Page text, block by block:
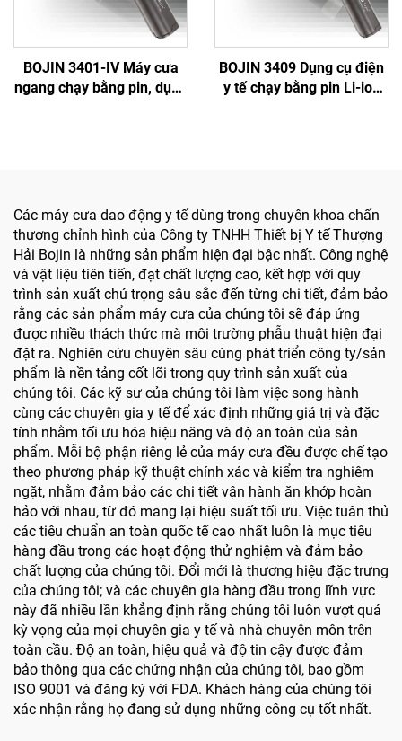
BOJIN 3401-IV Máy cưa
ngang chạy bằng pin, dụng
BOJIN 3409 Dụng cụ điện
y tế chạy bằng pin Li-ion
Các máy cưa dao động y tế dùng trong chuyên khoa chấn
thương chỉnh hình của Công ty TNHH Thiết bị Y tế Thượng
Hải Bojin là những sản phẩm hiện đại bậc nhất. Công nghệ
và vật liệu tiên tiến, đạt chất lượng cao, kết hợp với quy
trình sản xuất chú trọng sâu sắc đến từng chi tiết, đảm bảo
rằng các sản phẩm máy cưa của chúng tôi sẽ đáp ứng
được nhiều thách thức mà môi trường phẫu thuật hiện đại
đặt ra. Nghiên cứu chuyên sâu cùng phát triển công ty/sản
phẩm là nền tảng cốt lõi trong quy trình sản xuất của
chúng tôi. Các kỹ sư của chúng tôi làm việc song hành
cùng các chuyên gia y tế để xác định những giá trị và đặc
tính nhằm tối ưu hóa hiệu năng và độ an toàn của sản
phẩm. Mỗi bộ phận riêng lẻ của máy cưa đều được chế tạo
theo phương pháp kỹ thuật chính xác và kiểm tra nghiêm
ngặt, nhằm đảm bảo các chi tiết vận hành ăn khớp hoàn
hảo với nhau, từ đó mang lại hiệu suất tối ưu. Việc tuân thủ
các tiêu chuẩn an toàn quốc tế cao nhất luôn là mục tiêu
hàng đầu trong các hoạt động thử nghiệm và đảm bảo
chất lượng của chúng tôi. Đổi mới là thương hiệu đặc trưng
của chúng tôi; và các chuyên gia hàng đầu trong lĩnh vực
này đã nhiều lần khẳng định rằng chúng tôi luôn vượt quá
kỳ vọng của mọi chuyên gia y tế và nhà chuyên môn trên
toàn cầu. Độ an toàn, hiệu quả và độ tin cậy được đảm
bảo thông qua các chứng nhận của chúng tôi, bao gồm
ISO 9001 và đăng ký với FDA. Khách hàng của chúng tôi
xác nhận rằng họ đang sử dụng những công cụ tốt nhất.